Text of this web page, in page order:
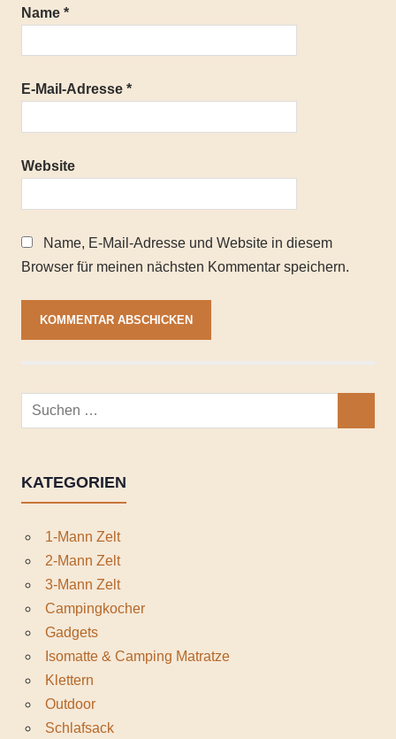
Name *
E-Mail-Adresse *
Website
Name, E-Mail-Adresse und Website in diesem
Browser für meinen nächsten Kommentar speichern.
Suchen
nach:
KATEGORIEN
1-Mann Zelt
2-Mann Zelt
3-Mann Zelt
Campingkocher
Gadgets
Isomatte & Camping Matratze
Klettern
Outdoor
Schlafsack